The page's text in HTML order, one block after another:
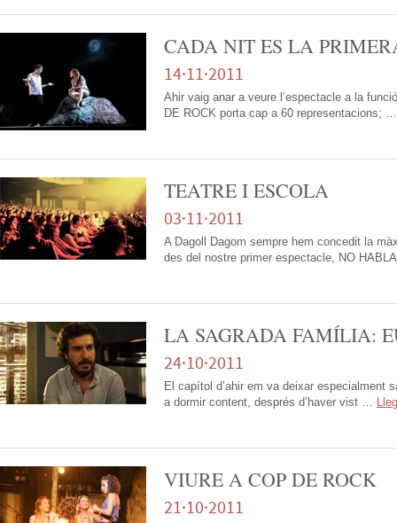
CADA NIT ES LA
14·11·2011
Ahir vaig anar a veure l’espectacle a la
DE ROCK porta cap a 60 representacions;
TEATRE I ESCOLA
03·11·2011
A Dagoll Dagom sempre hem concedit la
des del nostre primer espectacle, NO
LA SAGRADA FAMÍLIA:
24·10·2011
El capítol d’ahir em va deixar especialment
a dormir content, després d’haver vist …
VIURE A COP DE ROCK
21·10·2011